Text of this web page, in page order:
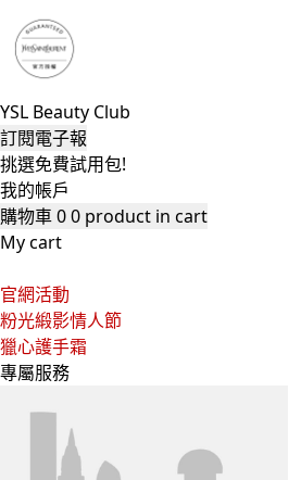
YSL Beauty Club
訂閱電子報
挑選免費試用包!
我的帳戶
購物車00 product in cart
My cart
官網活動
粉光緞影情人節
獵心護手霜
專屬服務